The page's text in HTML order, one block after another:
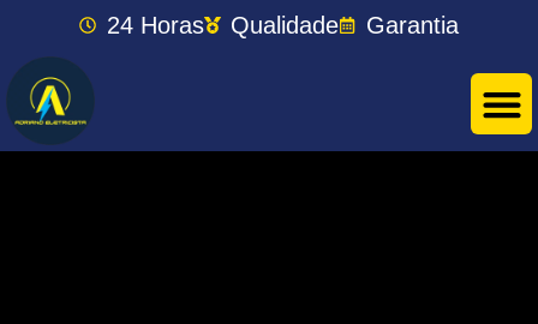
24 Horas Qualidade Garantia